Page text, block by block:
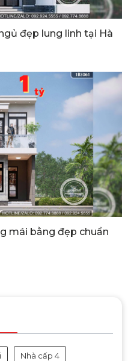
đẹp lung linh tại Hà
mái bằng đẹp chuẩn
Nhà cấp 4